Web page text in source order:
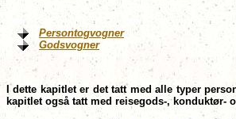
Persontogvogner
Godsvogner
I dette kapitlet er det tatt med alle typer
kapitlet også tatt med reisegods-, konduktør-